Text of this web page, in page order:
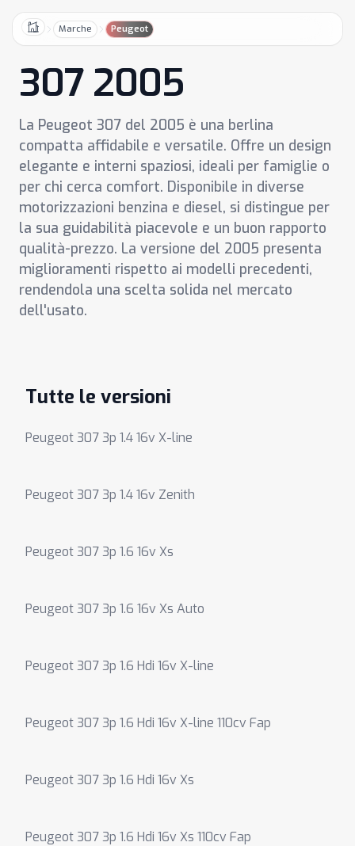
HomeMarche Peugeot
307 2005
La Peugeot 307 del 2005 è una berlina
compatta affidabile e versatile. Offre un design
elegante e interni spaziosi, ideali per famiglie o
per chi cerca comfort. Disponibile in diverse
motorizzazioni benzina e diesel, si distingue per
la sua guidabilità piacevole e un buon rapporto
qualità-prezzo. La versione del 2005 presenta
miglioramenti rispetto ai modelli precedenti,
rendendola una scelta solida nel mercato
dell'usato.
Tutte le versioni
Peugeot 307 3p 1.4 16v X-line
Peugeot 307 3p 1.4 16v Zenith
Peugeot 307 3p 1.6 16v Xs
Peugeot 307 3p 1.6 16v Xs Auto
Peugeot 307 3p 1.6 Hdi 16v X-line
Peugeot 307 3p 1.6 Hdi 16v X-line 110cv Fap
Peugeot 307 3p 1.6 Hdi 16v Xs
Peugeot 307 3p 1.6 Hdi 16v Xs 110cv Fap